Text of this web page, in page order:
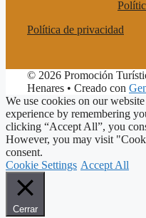
Política de privacidad
© 2026 Promoción
Henares • Creado con
We use cookies on our
experience by remembering
clicking “Accept All”, you
However, you may visit
consent.
Cookie Settings Accept All
Cerrar